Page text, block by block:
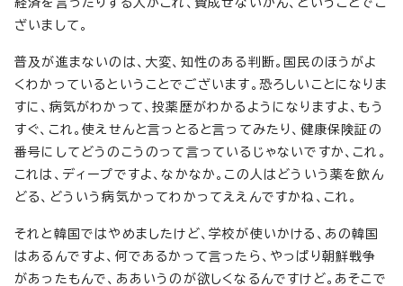
経済を言ったりする人がこれ、賛成せないかん、ということでご
ざいまして。
普及が進まないのは、大変、知性のある判断。国民のほうがよ
くわかっているということでございます。恐ろしいことになりま
すに、病気がわかって、投薬歴がわかるようになりますよ、もう
すぐ、これ。使えせんと言っとると言ってみたり、健康保険証の
番号にしてどうのこうのって言っているじゃないですか、これ。
これは、ディープですよ、なかなか。この人はどういう薬を飲ん
どる、どういう病気かってわかってええんですかね、これ。
それと韓国ではやめましたけど、学校が使いかける、あの韓国
はあるんですよ、何であるかって言ったら、やっぱり朝鮮戦争
があったもんで、ああいうのが欲しくなるんですけど。あそこで